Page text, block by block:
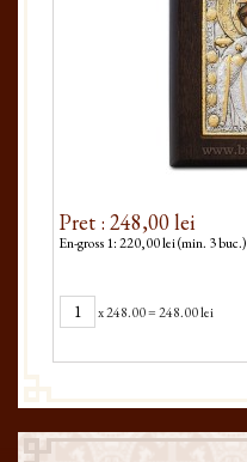
Pret : 248,00 lei
En-gross 1: 220,00 lei (min. 3 buc.)
x248.00=248.00 lei